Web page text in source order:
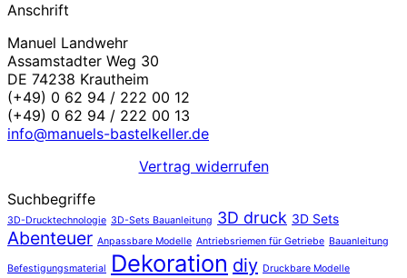
Anschrift
Manuel Landwehr
Assamstadter Weg 30
DE 74238 Krautheim
(+49) 0 62 94 / 222 00 12
(+49) 0 62 94 / 222 00 13
info@manuels-bastelkeller.de
Vertrag widerrufen
Suchbegriffe
3D-Drucktechnologie 3D-Sets Bauanleitung 3D druck 3D Sets
Abenteuer Anpassbare Modelle Antriebsriemen für Getriebe Bauanleitung
Befestigungsmaterial Dekoration diy Druckbare Modelle